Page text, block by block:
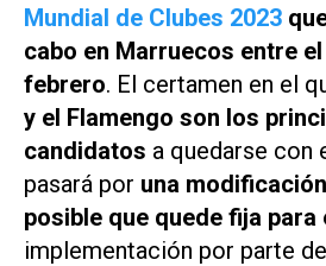
Mundial de Clubes 2023
cabo en Marruecos entre
febrero. El certamen en el
y el Flamengo son los
candidatos a quedarse con
pasará por una
posible que quede fija para
implementación por parte